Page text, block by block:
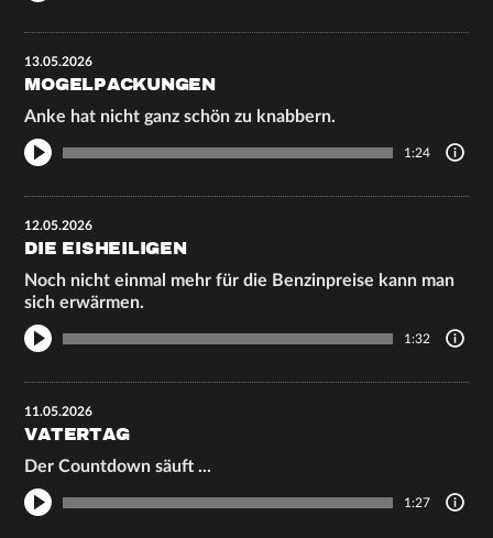
13.05.2026
MOGELPACKUNGEN
Anke hat nicht ganz schön zu knabbern.
1:24
12.05.2026
DIE EISHEILIGEN
Noch nicht einmal mehr für die Benzinpreise kann man
sich erwärmen.
1:32
11.05.2026
VATERTAG
Der Countdown säuft ...
1:27